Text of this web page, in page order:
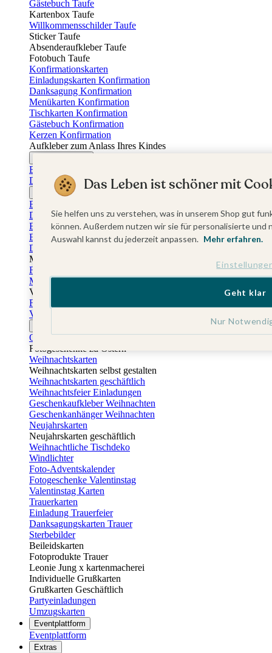
Gästebuch Taufe
Kartenbox Taufe
Willkommensschilder Taufe
Sticker Taufe
Absenderaufkleber Taufe
Fotobuch Taufe
Konfirmationskarten
Einladungskarten Konfirmation
Danksagung Konfirmation
Menükarten Konfirmation
Tischkarten Konfirmation
Gästebuch Konfirmation
Kerzen Konfirmation
Aufkleber zum Anlass Ihres Kindes
Einladungskarten Firmung
Dankeskarten Firmung
Jugendweihekarten
Einladungskarten Jugendweihe
Dankeskarten Jugendweihe
Einschulungskarten
Einladungskarten Einschulung
Danksagung Einschulung
Muttertag
Fotogeschenke Muttertag
Muttertagskarten
Vatertag
Fotogeschenke Vatertag
Vatertagskarten
Osterkarten
Fotogeschenke zu Ostern
Weihnachtskarten
Weihnachtskarten selbst gestalten
Weihnachtskarten geschäftlich
Weihnachtsfeier Einladungen
Geschenkaufkleber Weihnachten
Geschenkanhänger Weihnachten
Neujahrskarten
Neujahrskarten geschäftlich
Weihnachtliche Tischdeko
Windlichter
Foto-Adventskalender
Fotogeschenke Valentinstag
Valentinstag Karten
Trauerkarten
Einladung Trauerfeier
Danksagungskarten Trauer
Sterbebilder
Beileidskarten
Fotoprodukte Trauer
Leonie Jung x kartenmacherei
Individuelle Grußkarten
Grußkarten Geschäftlich
Partyeinladungen
Umzugskarten
Eventplattform
Eventplattform
Extras
Das Leben ist schöner mit
Sie helfen uns zu verstehen, was in unserem Shop gut
können. Außerdem nutzen wir sie für personalisierte
Auswahl kannst du jederzeit anpassen. Mehr erfahren.
Nur
Geht klar